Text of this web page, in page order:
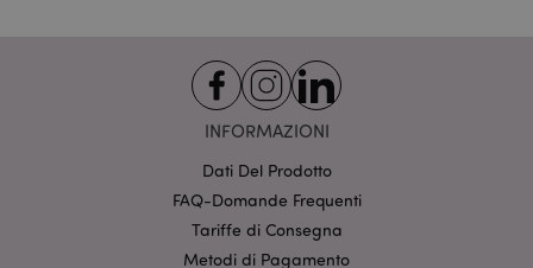
INFORMAZIONI
Dati Del Prodotto
FAQ-Domande Frequenti
Tariffe di Consegna
Metodi di Pagamento
searchReport-log